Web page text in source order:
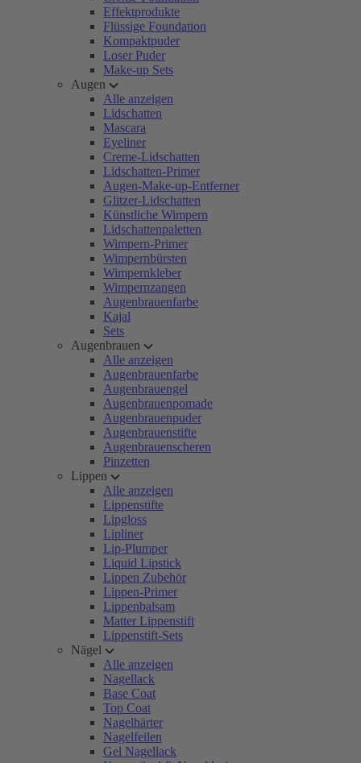
Effektprodukte
Flüssige Foundation
Kompaktpuder
Loser Puder
Make-up Sets
Augen
Alle anzeigen
Lidschatten
Mascara
Eyeliner
Creme-Lidschatten
Lidschatten-Primer
Augen-Make-up-Entferner
Glitzer-Lidschatten
Künstliche Wimpern
Lidschattenpaletten
Wimpern-Primer
Wimpernbürsten
Wimpernkleber
Wimpernzangen
Augenbrauenfarbe
Kajal
Sets
Augenbrauen
Alle anzeigen
Augenbrauenfarbe
Augenbrauengel
Augenbrauenpomade
Augenbrauenpuder
Augenbrauenstifte
Augenbrauenscheren
Pinzetten
Lippen
Alle anzeigen
Lippenstifte
Lipgloss
Lipliner
Lip-Plumper
Liquid Lipstick
Lippen Zubehör
Lippen-Primer
Lippenbalsam
Matter Lippenstift
Lippenstift-Sets
Nägel
Alle anzeigen
Nagellack
Base Coat
Top Coat
Nagelhärter
Nagelfeilen
Gel Nagellack